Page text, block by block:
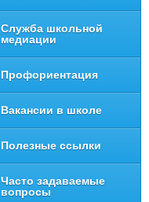
Служба школьной
медиации
Профориентация
Вакансии в школе
Полезные ссылки
Часто задаваемые
вопросы